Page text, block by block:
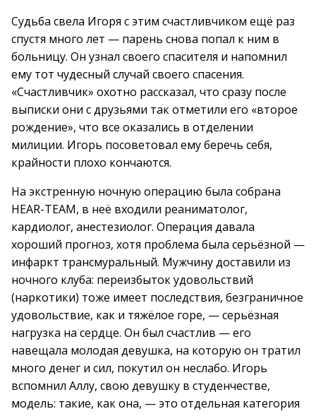
Судьба свела Игоря с этим счастливчиком ещё раз
спустя много лет — парень снова попал к ним в
больницу. Он узнал своего спасителя и напомнил
ему тот чудесный случай своего спасения.
«Счастливчик» охотно рассказал, что сразу после
выписки они с друзьями так отметили его «второе
рождение», что все оказались в отделении
милиции. Игорь посоветовал ему беречь себя,
крайности плохо кончаются.
На экстренную ночную операцию была собрана
HEAR-TEAM, в неё входили реаниматолог,
кардиолог, анестезиолог. Операция давала
хороший прогноз, хотя проблема была серьёзной —
инфаркт трансмуральный. Мужчину доставили из
ночного клуба: переизбыток удовольствий
(наркотики) тоже имеет последствия, безграничное
удовольствие, как и тяжёлое горе, — серьёзная
нагрузка на сердце. Он был счастлив — его
навещала молодая девушка, на которую он тратил
много денег и сил, покутил он неслабо. Игорь
вспомнил Аллу, свою девушку в студенчестве,
модель: такие, как она, — это отдельная категория